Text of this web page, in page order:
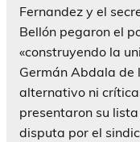
Fernandez y el
Bellón pegaron el
«construyendo la
Germán Abdala de
alternativo ni
presentaron su
disputa por el